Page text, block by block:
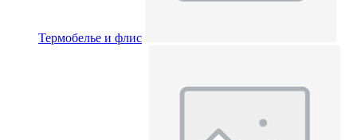
Термобелье и флис